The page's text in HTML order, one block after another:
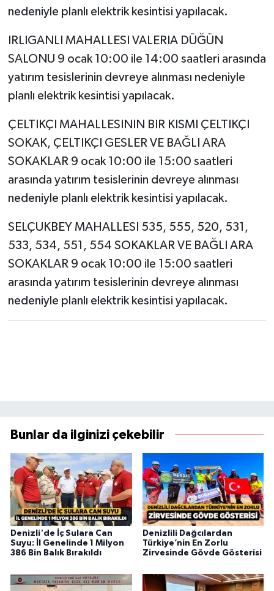
nedeniyle planlı elektrik kesintisi yapılacak.
IRLIGANLI MAHALLESI VALERIA DÜĞÜN
SALONU 9 ocak 10:00 ile 14:00 saatleri arasında
yatırım tesislerinin devreye alınması nedeniyle
planlı elektrik kesintisi yapılacak.
ÇELTIKÇI MAHALLESININ BIR KISMI ÇELTIKÇI
SOKAK, ÇELTIKÇI GESLER VE BAĞLI ARA
SOKAKLAR 9 ocak 10:00 ile 15:00 saatleri
arasında yatırım tesislerinin devreye alınması
nedeniyle planlı elektrik kesintisi yapılacak.
SELÇUKBEY MAHALLESI 535, 555, 520, 531,
533, 534, 551, 554 SOKAKLAR VE BAĞLI ARA
SOKAKLAR 9 ocak 10:00 ile 15:00 saatleri
arasında yatırım tesislerinin devreye alınması
nedeniyle planlı elektrik kesintisi yapılacak.
Bunlar da ilginizi çekebilir
Denizli'de İç Sulara Can
Suyu: İl Genelinde 1 Milyon
386 Bin Balık Bırakıldı
Denizlili Dağcılardan
Türkiye’nin En Zorlu
Zirvesinde Gövde Gösterisi